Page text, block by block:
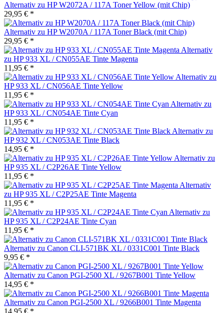
Alternativ zu HP W2072A / 117A Toner Yellow (mit Chip)
29,95 € *
Alternativ zu HP W2070A / 117A Toner Black (mit Chip)
29,95 € *
Alternativ
zu HP 933 XL / CN055AE Tinte Magenta
11,95 € *
Alternativ zu
HP 933 XL / CN056AE Tinte Yellow
11,95 € *
Alternativ zu
HP 933 XL / CN054AE Tinte Cyan
11,95 € *
Alternativ zu
HP 932 XL / CN053AE Tinte Black
14,95 € *
Alternativ zu
HP 935 XL / C2P26AE Tinte Yellow
11,95 € *
Alternativ
zu HP 935 XL / C2P25AE Tinte Magenta
11,95 € *
Alternativ zu
HP 935 XL / C2P24AE Tinte Cyan
11,95 € *
Alternativ zu Canon CLI-571BK XL / 0331C001 Tinte Black
9,95 € *
Alternativ zu Canon PGI-2500 XL / 9267B001 Tinte Yellow
14,95 € *
Alternativ zu Canon PGI-2500 XL / 9266B001 Tinte Magenta